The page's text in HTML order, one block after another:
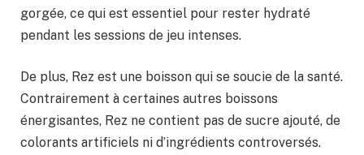
gorgée, ce qui est essentiel pour rester hydraté
pendant les sessions de jeu intenses.
De plus, Rez est une boisson qui se soucie de la santé.
Contrairement à certaines autres boissons
énergisantes, Rez ne contient pas de sucre ajouté, de
colorants artificiels ni d’ingrédients controversés.